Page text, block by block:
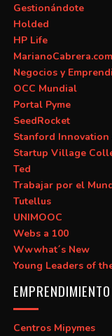
Gestionándote
Holded
HP Life
MarianoCabrera.com
Negocios y
OCC Mundial
Portal Pyme
SeedRocket
Stanford
Startup Village
Ted
Trabajar por el
Tutellus
UNIMOOC
Webs a 100
Wwwhat´s New
Young Leaders of
Centros Mipymes